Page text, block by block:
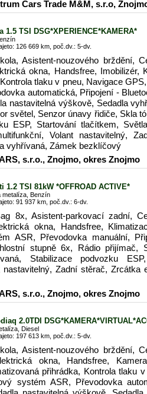
Cars Trade M&M, s.r.o,
1.5 TSI DSG*XPERIENCE*KAMERA*
126 669 km, poč.dv.: 5-dv.
Asistent-nouzového brždění,
okna, Handsfree, Imobilizér,
tlaku v pneu, Navigace
automatická, Připojení -
nastavitelná výškově, Sedadla
světel, Senzor únavy řidiče, Skla
ESP, Startování tlačítkem,
Volant nastavitelný,
vyhřívaná, Zámek bezklíčový
s.r.o., Znojmo, okres Znojmo
1.2 TSI 81kW *OFFROAD ACTIVE*
metalíza, Benzín
91 937 km, poč.dv.: 6-dv.
8x, Asistent-parkovací zadní,
okna, Handsfree,
ASR, Převodovka manuální,
stupně 6x, Rádio přijímač,
Stabilizace podvozku
nastavitelný, Zadní stěrač, Zrcátka
s.r.o., Znojmo, okres Znojmo
2.0TDI
Diesel
197 613 km, poč.dv.: 5-dv.
Asistent-nouzového brždění,
okna, Handsfree,
přihrádka, Kontrola tlaku
systém ASR, Převodovka